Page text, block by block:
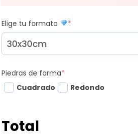
Elige tu formato *
Piedras de forma*
Cuadrado
Redondo
Total